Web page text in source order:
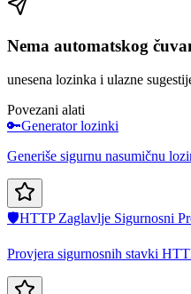
Nema automatskog
unesena lozinka i ulazne
Povezani alati
🔑Generator lozinki
Generiše sigurnu nasumičnu
🛡️HTTP Zaglavlje Sigurnosni
Provjera sigurnosnih stavki